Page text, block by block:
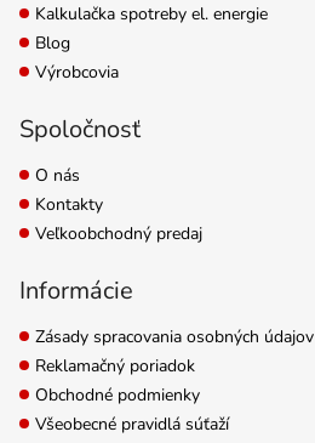
Kalkulačka spotreby el. energie
Blog
Výrobcovia
Spoločnosť
O nás
Kontakty
Veľkoobchodný predaj
Informácie
Zásady spracovania osobných údajov
Reklamačný poriadok
Obchodné podmienky
Všeobecné pravidlá súťaží